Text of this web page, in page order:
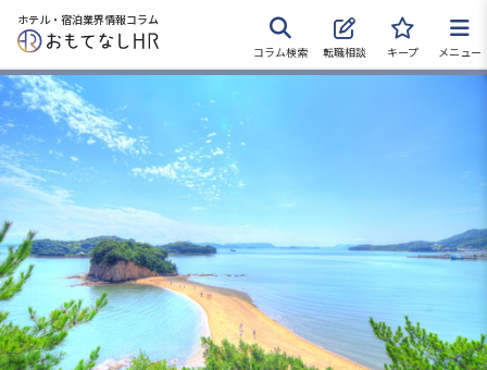
ホテル・宿泊業界情報コラム
コラム検索 転職相談 キープ メニュー
無料 転職サポートに申し込む
採用をお考えの企業様へ